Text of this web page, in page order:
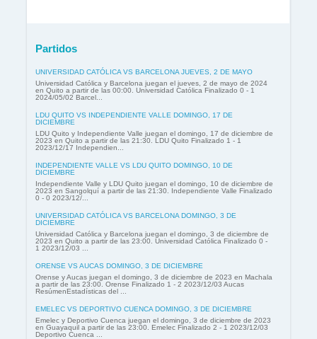
Partidos
UNIVERSIDAD CATÓLICA VS BARCELONA JUEVES, 2 DE MAYO
Universidad Católica y Barcelona juegan el jueves, 2 de mayo de 2024
en Quito a partir de las 00:00. Universidad Católica Finalizado 0 - 1
2024/05/02 Barcel...
LDU QUITO VS INDEPENDIENTE VALLE DOMINGO, 17 DE
DICIEMBRE
LDU Quito y Independiente Valle juegan el domingo, 17 de diciembre de
2023 en Quito a partir de las 21:30. LDU Quito Finalizado 1 - 1
2023/12/17 Independien...
INDEPENDIENTE VALLE VS LDU QUITO DOMINGO, 10 DE
DICIEMBRE
Independiente Valle y LDU Quito juegan el domingo, 10 de diciembre de
2023 en Sangolquí a partir de las 21:30. Independiente Valle Finalizado
0 - 0 2023/12/...
UNIVERSIDAD CATÓLICA VS BARCELONA DOMINGO, 3 DE
DICIEMBRE
Universidad Católica y Barcelona juegan el domingo, 3 de diciembre de
2023 en Quito a partir de las 23:00. Universidad Católica Finalizado 0 -
1 2023/12/03 ...
ORENSE VS AUCAS DOMINGO, 3 DE DICIEMBRE
Orense y Aucas juegan el domingo, 3 de diciembre de 2023 en Machala
a partir de las 23:00. Orense Finalizado 1 - 2 2023/12/03 Aucas
ResúmenEstadísticas del ...
EMELEC VS DEPORTIVO CUENCA DOMINGO, 3 DE DICIEMBRE
Emelec y Deportivo Cuenca juegan el domingo, 3 de diciembre de 2023
en Guayaquil a partir de las 23:00. Emelec Finalizado 2 - 1 2023/12/03
Deportivo Cuenca ...